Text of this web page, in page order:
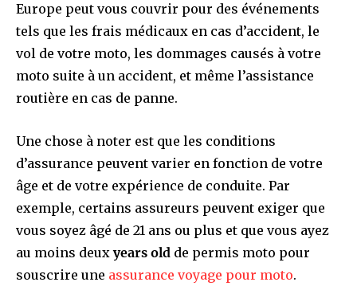
Europe peut vous couvrir pour des événements
tels que les frais médicaux en cas d’accident, le
vol de votre moto, les dommages causés à votre
moto suite à un accident, et même l’assistance
routière en cas de panne.
Une chose à noter est que les conditions
d’assurance peuvent varier en fonction de votre
âge et de votre expérience de conduite. Par
exemple, certains assureurs peuvent exiger que
vous soyez âgé de 21 ans ou plus et que vous ayez
au moins deuxyears old de permis moto pour
souscrire une assurance voyage pour moto.